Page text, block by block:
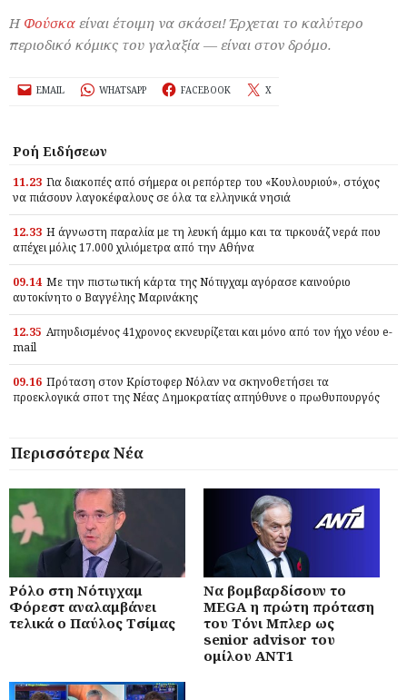
Η Φούσκα είναι έτοιμη να σκάσει! Έρχεται το καλύτερο
περιοδικό κόμικς του γαλαξία — είναι στον δρόμο.
EMAIL WHATSAPP FACEBOOK X
Ροή Ειδήσεων
11.23 Για διακοπές από σήμερα οι ρεπόρτερ του «Κουλουριού», στόχος
να πιάσουν λαγοκέφαλους σε όλα τα ελληνικά νησιά
12.33 Η άγνωστη παραλία με τη λευκή άμμο και τα τιρκουάζ νερά που
απέχει μόλις 17.000 χιλιόμετρα από την Αθήνα
09.14 Με την πιστωτική κάρτα της Νότιγχαμ αγόρασε καινούριο
αυτοκίνητο ο Βαγγέλης Μαρινάκης
12.35 Απηυδισμένος 41χρονος εκνευρίζεται και μόνο από τον ήχο νέου e-
mail
09.16 Πρόταση στον Κρίστοφερ Νόλαν να σκηνοθετήσει τα
προεκλογικά σποτ της Νέας Δημοκρατίας απηύθυνε ο πρωθυπουργός
Περισσότερα Νέα
Ρόλο στη Νότιγχαμ
Φόρεστ αναλαμβάνει
τελικά ο Παύλος Τσίμας
Να βομβαρδίσουν το
MEGA η πρώτη πρόταση
του Τόνι Μπλερ ως
senior advisor του
ομίλου ANT1